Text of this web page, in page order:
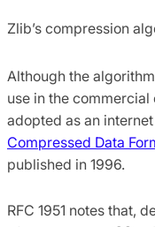
Zlib’s compression
Although the
use in the
adopted as an
Compressed Data
published in 1996.
RFC 1951 notes that,